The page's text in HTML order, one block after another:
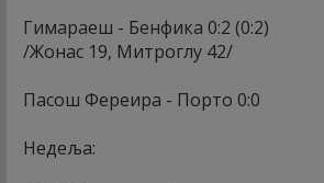
Гимараеш - Бенфика 0:2 (0:2)
/Жонас 19, Митроглу 42/
Пасош Фереира - Порто 0:0
Недеља: